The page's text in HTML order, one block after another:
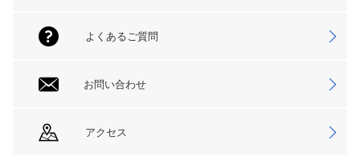
よくあるご質問
お問い合わせ
アクセス